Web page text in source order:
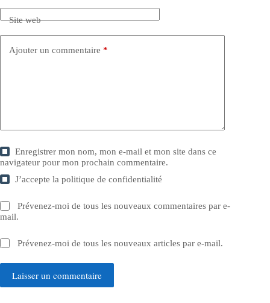
Site web
Ajouter un commentaire *
Enregistrer mon nom, mon e-mail et mon site dans ce
navigateur pour mon prochain commentaire.
J’accepte lapolitique de confidentialité
Prévenez-moi de tous les nouveaux commentaires par e-
mail.
Prévenez-moi de tous les nouveaux articles par e-mail.
Laisser un commentaire